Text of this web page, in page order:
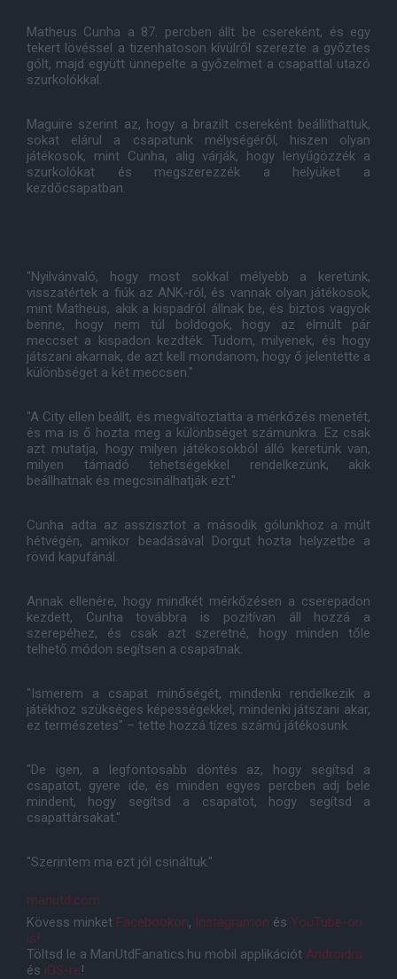
Matheus Cunha a 87. percben állt be csereként, és egy
tekert lövéssel a tizenhatoson kívülről szerezte a győztes
gólt, majd együtt ünnepelte a győzelmet a csapattal utazó
szurkolókkal.
Maguire szerint az, hogy a brazilt csereként beállíthattuk,
sokat elárul a csapatunk mélységéről, hiszen olyan
játékosok, mint Cunha, alig várják, hogy lenyűgözzék a
szurkolókat és megszerezzék a helyüket a
kezdőcsapatban.
"Nyilvánvaló, hogy most sokkal mélyebb a keretünk,
visszatértek a fiúk az ANK-ról, és vannak olyan játékosok,
mint Matheus, akik a kispadról állnak be, és biztos vagyok
benne, hogy nem túl boldogok, hogy az elmúlt pár
meccset a kispadon kezdték. Tudom, milyenek, és hogy
játszani akarnak, de azt kell mondanom, hogy ő jelentette a
különbséget a két meccsen."
"A City ellen beállt, és megváltoztatta a mérkőzés menetét,
és ma is ő hozta meg a különbséget számunkra. Ez csak
azt mutatja, hogy milyen játékosokból álló keretünk van,
milyen támadó tehetségekkel rendelkezünk, akik
beállhatnak és megcsinálhatják ezt."
Cunha adta az asszisztot a második gólunkhoz a múlt
hétvégén, amikor beadásával Dorgut hozta helyzetbe a
rövid kapufánál.
Annak ellenére, hogy mindkét mérkőzésen a cserepadon
kezdett, Cunha továbbra is pozitívan áll hozzá a
szerepéhez, és csak azt szeretné, hogy minden tőle
telhető módon segítsen a csapatnak.
"Ismerem a csapat minőségét, mindenki rendelkezik a
játékhoz szükséges képességekkel, mindenki játszani akar,
ez természetes" – tette hozzá tízes számú játékosunk.
"De igen, a legfontosabb döntés az, hogy segítsd a
csapatot, gyere ide, és minden egyes percben adj bele
mindent, hogy segítsd a csapatot, hogy segítsd a
csapattársakat."
"Szerintem ma ezt jól csináltuk."
manutd.com
Kövess minket Facebookon, Instagramon és YouTube-on
is!
Töltsd le a ManUtdFanatics.hu mobil applikációt Androidra
és iOS-re!